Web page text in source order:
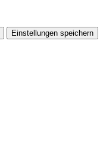
Einstellungen speichern